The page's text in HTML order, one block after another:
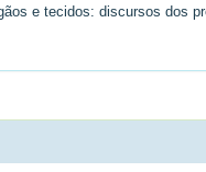
e tecidos: discursos dos